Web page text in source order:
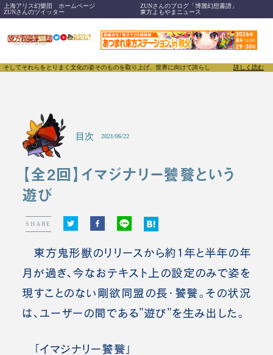
上海アリス幻樂団 ホームページ
ZUNさんのブログ「博麗幻想書譜」
ZUNさんのツイッター
東方よもやまニュース
らをとりまく文化の姿そのものを取り上げ、世界に向けて誇らしく発信することで、東方
詳しく読む
目次 2021/06/22
【全2回】イマジナリー饕餮という
遊び
SHARE
東方鬼形獣のリリースから約1年と半年の年
月が過ぎ、今なおテキスト上の設定のみで姿を
現すことのない剛欲同盟の長・饕餮。その状況
は、ユーザーの間である”遊び”を生み出した。
「イマジナリー饕餮」